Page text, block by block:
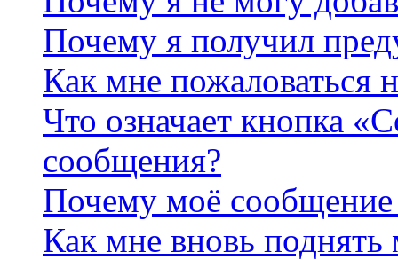
Почему я получил
Как мне пожаловаться
Что означает кнопка
сообщения?
Почему моё сообщение
Как мне вновь